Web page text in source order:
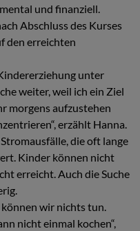
und finanziell.
Abschluss des Kurses
den erreichten
unter
weiter, weil ich ein Ziel
morgens aufzustehen
erzählt Hanna.
die oft lange
Kinder können nicht
erreicht. Auch die Suche
können wir nichts tun.
nicht einmal kochen“,